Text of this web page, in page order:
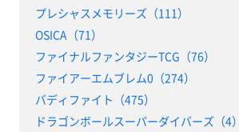
プレシャスメモリーズ（111）
OSICA（71）
ファイナルファンタジーTCG（76）
ファイアーエムブレム0（274）
バディファイト（475）
ドラゴンボールスーパーダイバーズ（4）